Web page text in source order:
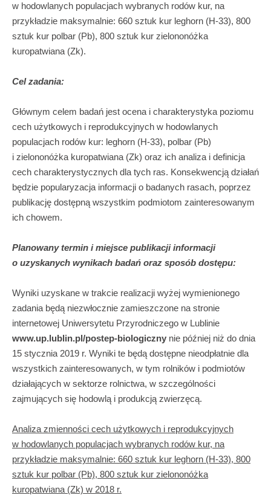
w hodowlanych populacjach wybranych rodów kur, na
przykładzie maksymalnie: 660 sztuk kur leghorn (H-33), 800
sztuk kur polbar (Pb), 800 sztuk kur zielononóżka
kuropatwiana (Zk).
Cel zadania:
Głównym celem badań jest ocena i charakterystyka poziomu
cech użytkowych i reprodukcyjnych w hodowlanych
populacjach rodów kur: leghorn (H-33), polbar (Pb)
i zielononóżka kuropatwiana (Zk) oraz ich analiza i definicja
cech charakterystycznych dla tych ras. Konsekwencją działań
będzie popularyzacja informacji o badanych rasach, poprzez
publikację dostępną wszystkim podmiotom zainteresowanym
ich chowem.
Planowany termin i miejsce publikacji informacji
o uzyskanych wynikach badań oraz sposób dostępu:
Wyniki uzyskane w trakcie realizacji wyżej wymienionego
zadania będą niezwłocznie zamieszczone na stronie
internetowej Uniwersytetu Przyrodniczego w Lublinie
www.up.lublin.pl/postep-biologiczny nie później niż do dnia
15 stycznia 2019 r. Wyniki te będą dostępne nieodpłatnie dla
wszystkich zainteresowanych, w tym rolników i podmiotów
działających w sektorze rolnictwa, w szczególności
zajmujących się hodowlą i produkcją zwierzęcą.
Analiza zmienności cech użytkowych i reprodukcyjnych
w hodowlanych populacjach wybranych rodów kur, na
przykładzie maksymalnie: 660 sztuk kur leghorn (H-33), 800
sztuk kur polbar (Pb), 800 sztuk kur zielononóżka
kuropatwiana (Zk) w 2018 r.